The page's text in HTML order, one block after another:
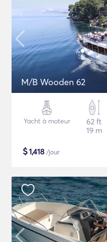
M/B Wooden 62
Yacht à moteur
62 ft
19 m
$1,418 /jour